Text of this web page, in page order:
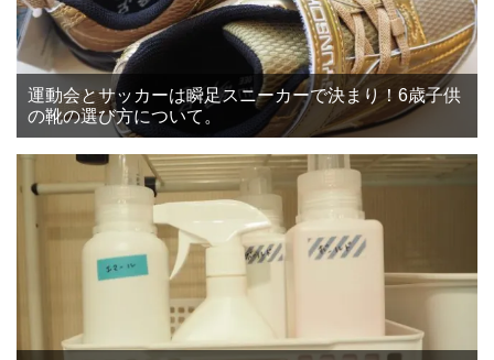
運動会とサッカーは瞬足スニーカーで決まり！6歳子供
の靴の選び方について。